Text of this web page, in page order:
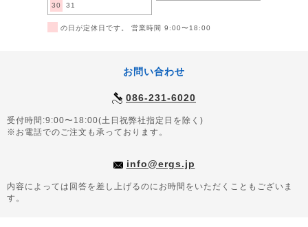
30
31
の日が定休日です。 営業時間 9:00〜18:00
お問い合わせ
086-231-6020
受付時間:9:00〜18:00(土日祝弊社指定日を除く)
※お電話でのご注文も承っております。
info@ergs.jp
内容によっては回答を差し上げるのにお時間をいただくこともございま
す。